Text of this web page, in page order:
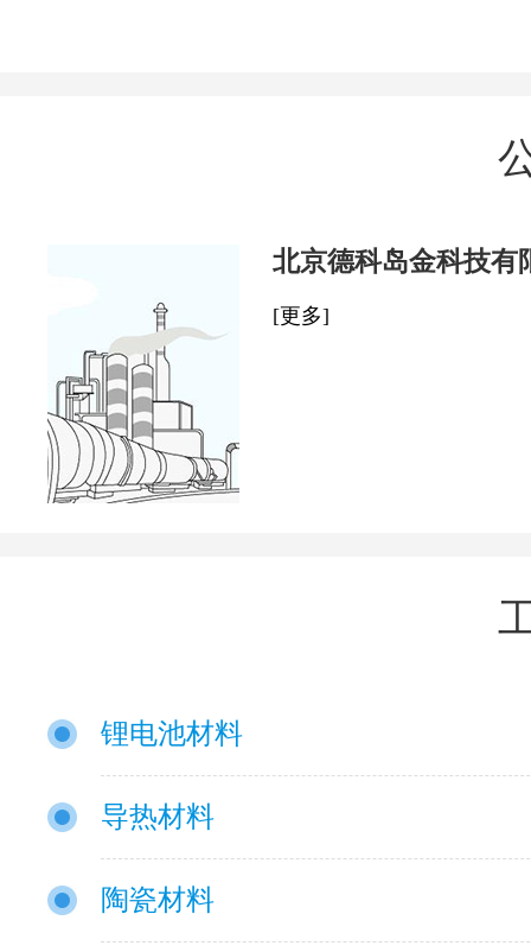
北京德科岛金科技有
[更多]
锂电池材料
导热材料
陶瓷材料